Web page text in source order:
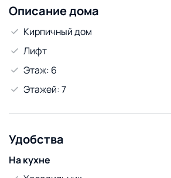
для некурящих. Часы от 65 руб. Сутки
Стоимость проживания зависит от
количества гостей. Звоните и
цены и свободные даты
Описание дома
Кирпичный дом
Лифт
Этаж: 6
Этажей: 7
Удобства
На кухне